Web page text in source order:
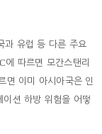
과 유럽 등 다른 주요
에 따르면 모간스탠리
면 이미 아시아국은 인
이션 하방 위험을 어떻